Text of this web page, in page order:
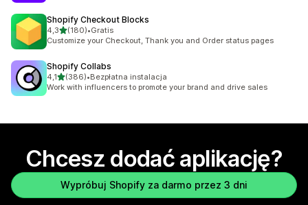
Shopify Checkout Blocks
4,3na 5 gwiazdek
(180)
Łączna liczba recenzji: 180
•Gratis
Customize your Checkout, Thank you and Order status pages
Shopify Collabs
4,1na 5 gwiazdek
(386)
Łączna liczba recenzji: 386
•Bezpłatna instalacja
Work with influencers to promote your brand and drive sales
Chcesz dodać aplikację?
Wypróbuj Shopify za darmo przez 3 dni